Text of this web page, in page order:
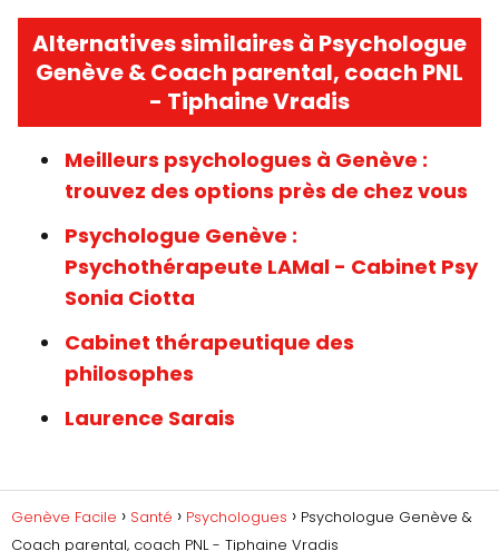
Alternatives similaires à Psychologue
Genève & Coach parental, coach PNL
- Tiphaine Vradis
Meilleurs psychologues à Genève :
trouvez des options près de chez vous
Psychologue Genève :
Psychothérapeute LAMal - Cabinet Psy
Sonia Ciotta
Cabinet thérapeutique des
philosophes
Laurence Sarais
Genève Facile Santé Psychologues
Psychologue Genève &
Coach parental, coach PNL - Tiphaine Vradis